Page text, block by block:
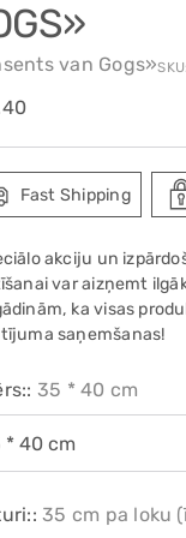
van Gogs»
Fast Shipping
akciju un
var aizņemt
ka visas
saņemšanas!
35 * 40 cm
35 cm pa loku